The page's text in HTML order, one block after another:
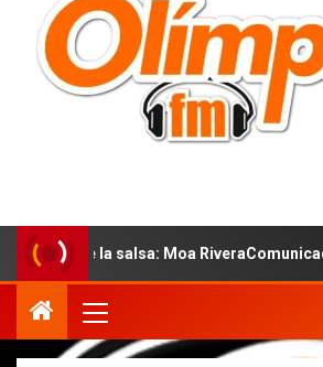
la salsa: Moa RiveraComunicado de